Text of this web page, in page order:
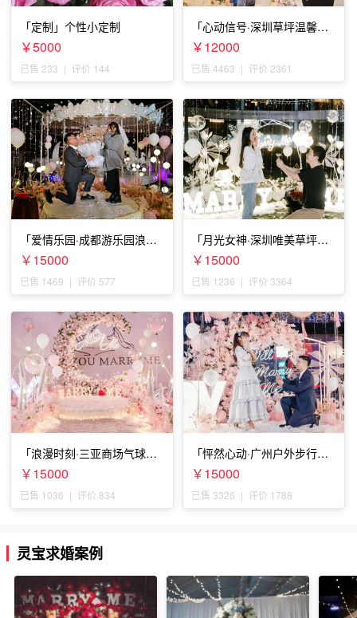
「定制」个性小定制
￥5000
已售 233 | 评价 144
「心动信号·深圳草坪温馨求
婚」
￥12000
已售 4463 | 评价 2361
「爱情乐园·成都游乐园浪漫
求婚」
￥15000
已售 1469 | 评价 577
「月光女神·深圳唯美草坪浪
漫求婚」
￥15000
已售 1236 | 评价 3364
「浪漫时刻·三亚商场气球雨
惊喜求婚」
￥15000
已售 1036 | 评价 834
「怦然心动·广州户外步行街
求婚」
￥15000
已售 3326 | 评价 1788
灵宝求婚案例